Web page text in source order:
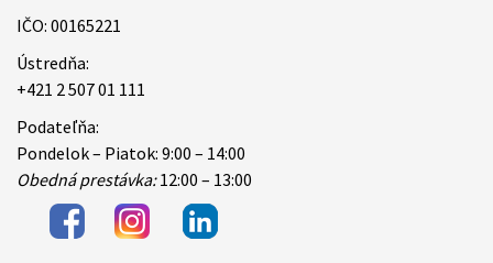
IČO: 00165221
Ústredňa:
+421 2 507 01 111
Podateľňa:
Pondelok – Piatok: 9:00 – 14:00
Obedná prestávka:12:00 – 13:00